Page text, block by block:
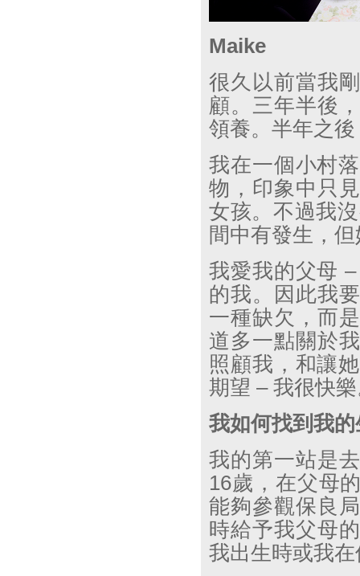
Maike
很久以前當我
顧。三年半後
領養。半年之
我在一個小村
物，印象中只
女孩。不過我
間中有發生，
我愛我的父母
的我。因此我
一種缺欠，而
道多一點關於
照顧我，和讓
期望 – 我很快
我如何找到我的
我的第一站是
16歲，在父母
能夠參觀保良
時給予我父母
我出生時或我